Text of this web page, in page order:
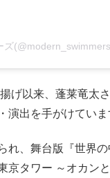
ズ
げ以来、蓬莱竜太
演出を手がけていま
れ、舞台版『世界
京タワー ～オカン